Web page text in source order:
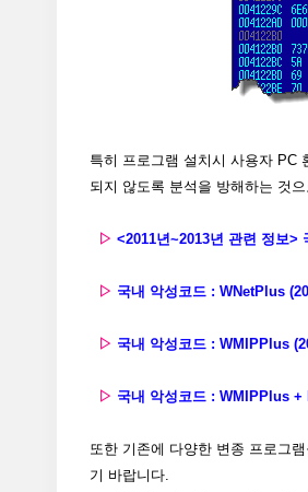
특히 프로그램 설치시 사용자 PC
되지 않도록 분석을 방해하는 것
▷ <2011년~2013년 관련 정보
▷ 국내 악성코드 : WNetPlus
▷ 국내 악성코드 : WMIPPlus
▷ 국내 악성코드 : WMIPPlus
또한 기존에 다양한 변종 프로그
기 바랍니다.